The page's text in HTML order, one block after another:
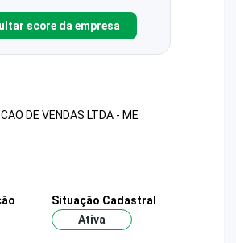
score da empresa
DE VENDAS LTDA - ME
Situação Cadastral
Ativa